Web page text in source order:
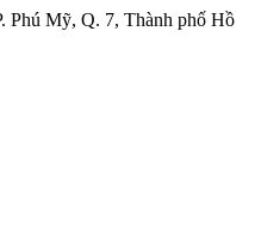
Phú Mỹ, Q. 7, Thành phố Hồ